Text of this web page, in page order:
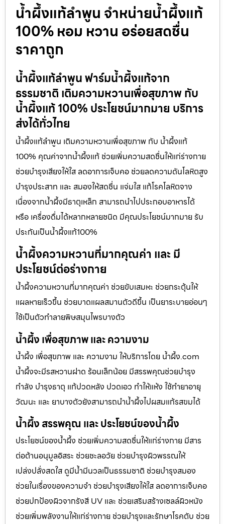
น้ำผึ้งแท้ลำพูน จำหน่ายน้ำผึ้งแท้
100% หอม หวาน อร่อยสดชื่น
ราคาถูก
น้ำผึ้งแท้ลำพูน ฟาร์มน้ำผึ้งแท้จาก
ธรรมชาติ เติมความหวานเพื่อสุขภาพ กับ
น้ำผึ้งแท้ 100% ประโยชน์มากมาย บริการ
ส่งได้ทั่วไทย
น้ำผึ้งแท้ลำพูน เติมความหวานเพื่อสุขภาพ กับ น้ำผึ้งแท้
100% คุณค่าจากน้ำผึ้งแท้ ช่วยเพิ่มความสดชื่นให้แก่ร่างกาย
ช่วยบำรุงเสียงให้ใส ลดอาการเจ็บคอ ช่วยลดความดันโลหิตสูง
บำรุงประสาท และ สมองให้สดชื่น แจ่มใส แก้โรคโลหิตจาง
เนื่องจากน้ำผึ้งมีธาตุเหล็ก สามารถนำไปประกอบอาหารได้
หรือ เครื่องดื่มได้หลากหลายชนิด มีคุณประโยชน์มากมาย รับ
ประกันเป็นน้ำผึ้งแท้100%
น้ำผึ้งความหวานที่มากคุณค่า และ มี
ประโยชน์ต่อร่างกาย
น้ำผึ้งความหวานที่มากคุณค่า ช่วยขับเสมหะ ช่วยกระตุ้นให้
แผลหายเร็วขึ้น ช่วยบาดแผลสมานตัวดีขึ้น เป็นยาระบายอ่อนๆ
ใช้เป็นตัวทำลายพิษสมุนไพรบางตัว
น้ำผึ้ง เพื่อสุขภาพ และ ความงาม
น้ำผึ้ง เพื่อสุขภาพ และ ความงาม ให้บริการโดย น้ำผึ้ง.com
น้ำผึ้งจะมีรสหวานฝาด ร้อนเล็กน้อย มีสรรพคุณช่วยบำรุง
กำลัง บำรุงธาตุ แก้ปวดหลัง ปวดเอว ทำให้แห้ง ใช้ทำยาอายุ
วัฒนะ และ ยาบางตัวยังสามารถนำน้ำผึ้งไปผสมแก้รสขมได้
น้ำผึ้ง สรรพคุณ และ ประโยชน์ของน้ำผึ้ง
ประโยชน์ของน้ำผึ้ง ช่วยเพิ่มความสดชื่นให้แก่ร่างกาย มีสาร
ต่อต้านอนุมูลอิสระ ช่วยชะลอวัย ช่วยบำรุงผิวพรรณให้
เปล่งปลั่งสดใส ดูมีน้ำมีนวลเป็นธรรมชาติ ช่วยบำรุงสมอง
ช่วยในเรื่องของความจำ ช่วยบำรุงเสียงให้ใส ลดอาการเจ็บคอ
ช่วยปกป้องผิวจากรังสี UV และ ช่วยเสริมสร้างเซลล์ผิวหนัง
ช่วยเพิ่มพลังงานให้แก่ร่างกาย ช่วยบำรุงและรักษาโรคตับ ช่วย